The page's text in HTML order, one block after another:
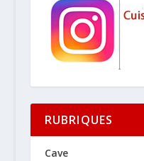
RUBRIQUES
Cave